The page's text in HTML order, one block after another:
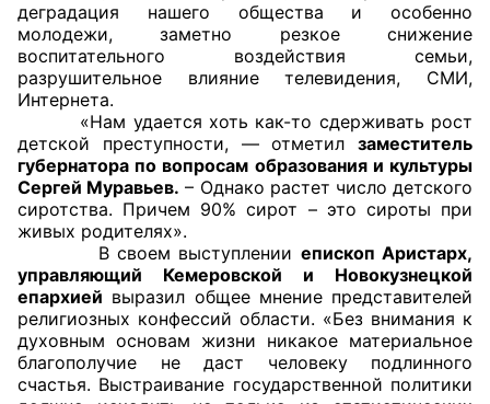
Комиссии
Экспертный совет ОП КО
Совет ОП КО
Общественный штаб
Члены ОП КО
Документы ОП КО
Регламент ОП КО
Кодекс этики ОП КО
деградация нашего общества и особенно
молодежи, заметно резкое снижение
воспитательного воздействия семьи,
разрушительное влияние телевидения, СМИ,
Интернета.
«Нам удается хоть как-то сдерживать рост
детской преступности, — отметил заместитель
губернатора по вопросам образования и культуры
Сергей Муравьев. – Однако растет число детского
сиротства. Причем 90% сирот – это сироты при
живых родителях».
В своем выступлении епископ Аристарх,
управляющий Кемеровской и Новокузнецкой
епархией выразил общее мнение представителей
религиозных конфессий области. «Без внимания к
духовным основам жизни никакое материальное
благополучие не даст человеку подлинного
счастья. Выстраивание государственной политики